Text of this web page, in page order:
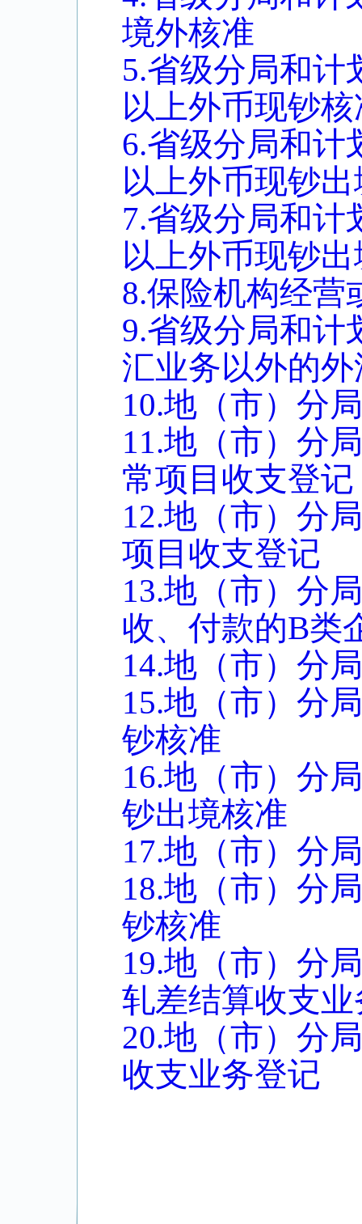
境外核准
5.省级分局和计
以上外币现钞核
6.省级分局和计
以上外币现钞
7.省级分局和计
以上外币现钞
8.保险机构经营
9.省级分局和计
汇业务以外的
10.地（市）分
11.地（市）分
常项目收支登记
12.地（市）分
项目收支登记
13.地（市）分
收、付款的B类
14.地（市）分
15.地（市）分
钞核准
16.地（市）分
钞出境核准
17.地（市）分
18.地（市）分
钞核准
19.地（市）分
轧差结算收支
20.地（市）分
收支业务登记